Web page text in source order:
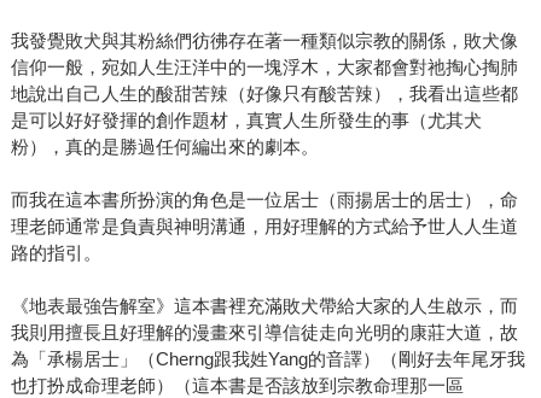
我發覺敗犬與其粉絲們彷彿存在著一種類似宗教的關係，敗犬像
信仰一般，宛如人生汪洋中的一塊浮木，大家都會對祂掏心掏肺
地說出自己人生的酸甜苦辣（好像只有酸苦辣），我看出這些都
是可以好好發揮的創作題材，真實人生所發生的事（尤其犬
粉），真的是勝過任何編出來的劇本。
而我在這本書所扮演的角色是一位居士（雨揚居士的居士），命
理老師通常是負責與神明溝通，用好理解的方式給予世人人生道
路的指引。
《地表最強告解室》這本書裡充滿敗犬帶給大家的人生啟示，而
我則用擅長且好理解的漫畫來引導信徒走向光明的康莊大道，故
為「承楊居士」（Cherng跟我姓Yang的音譯）（剛好去年尾牙我
也打扮成命理老師）（這本書是否該放到宗教命理那一區